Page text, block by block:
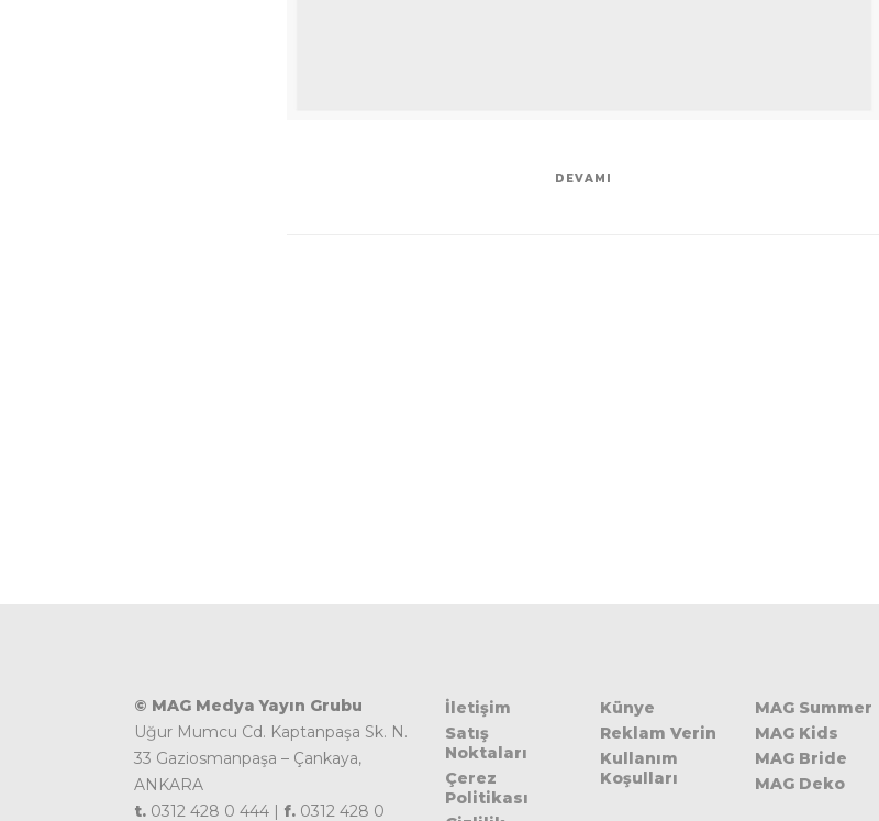
DEVAMI
© MAG Medya Yayın Grubu
Uğur Mumcu Cd. Kaptanpaşa Sk. N.
33 Gaziosmanpaşa – Çankaya,
ANKARA
t. 0312 428 0 444 | f. 0312 428 0
İletişim
Satış
Noktaları
Çerez
Politikası
Künye
Reklam Verin
Kullanım
Koşulları
MAG Summer
MAG Kids
MAG Bride
MAG Deko